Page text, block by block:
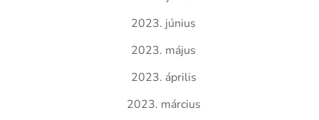
2023. június
2023. május
2023. április
2023. március